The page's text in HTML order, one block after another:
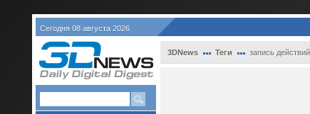
Сегодня 08 августа 2026
3DNews Теги запись действий